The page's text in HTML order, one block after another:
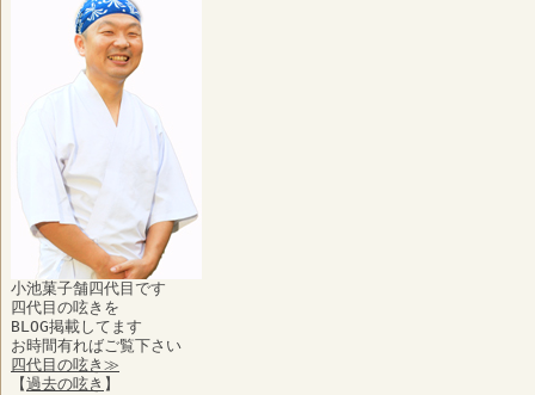
小池菓子舗四代目です
四代目の呟きを
BLOG掲載してます
お時間有ればご覧下さい
四代目の呟き≫
【過去の呟き 】